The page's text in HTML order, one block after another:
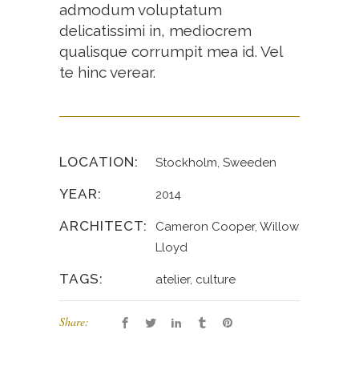
admodum voluptatum
delicatissimi in, mediocrem
qualisque corrumpit mea id. Vel
te hinc verear.
LOCATION: Stockholm, Sweeden
YEAR: 2014
ARCHITECT:
Cameron Cooper, Willow
Lloyd
TAGS: atelier, culture
Share: